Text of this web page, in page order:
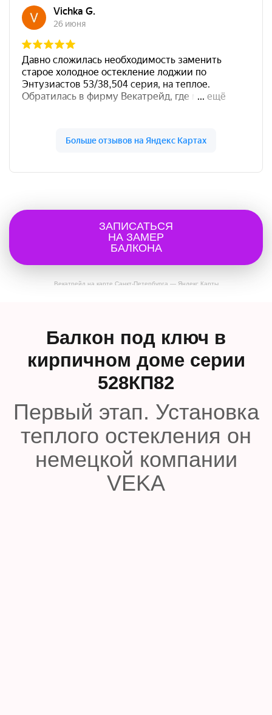
Векатрейд на карте Санкт‑Петербурга — Яндекс Карты
ЗАПИСАТЬСЯ
НА ЗАМЕР
БАЛКОНА
Балкон под ключ в
кирпичном доме серии
528КП82
Первый этап. Установка
теплого остекления он
немецкой компании
VEKA